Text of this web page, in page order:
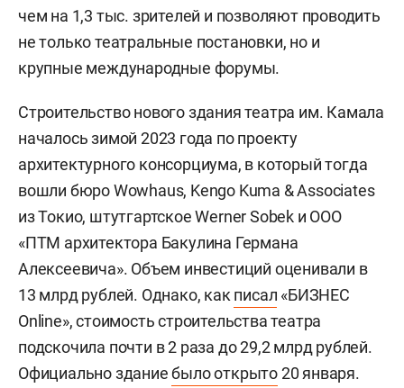
чем на 1,3 тыс. зрителей и позволяют проводить
не только театральные постановки, но и
крупные международные форумы.
Строительство нового здания театра им. Камала
началось зимой 2023 года по проекту
архитектурного консорциума, в который тогда
вошли бюро Wowhaus, Kengo Kuma & Associates
из Токио, штутгартское Werner Sobek и ООО
«ПТМ архитектора Бакулина Германа
Алексеевича». Объем инвестиций оценивали в
13 млрд рублей. Однако, как писал «БИЗНЕС
Online», стоимость строительства театра
подскочила почти в 2 раза до 29,2 млрд рублей.
Официально зданиебыло открыто20 января.